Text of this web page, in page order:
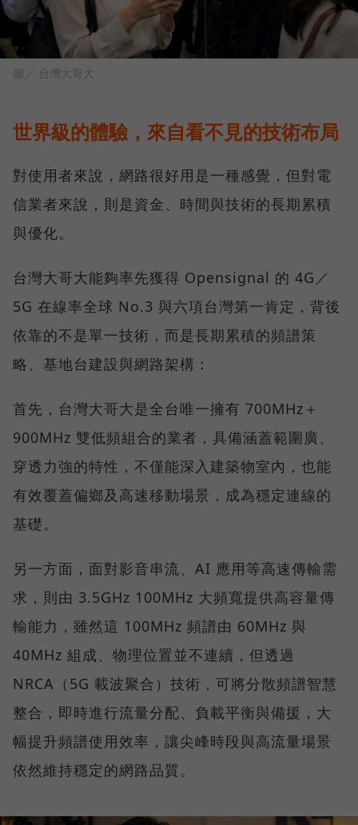
圖／ 台灣大哥大
世界級的體驗，來自看不見的技術布局
對使用者來說，網路很好用是一種感覺，但對電
信業者來說，則是資金、時間與技術的長期累積
與優化。
台灣大哥大能夠率先獲得 Opensignal 的 4G／
5G 在線率全球 No.3 與六項台灣第一肯定，背後
依靠的不是單一技術，而是長期累積的頻譜策
略、基地台建設與網路架構：
首先，台灣大哥大是全台唯一擁有 700MHz＋
900MHz 雙低頻組合的業者，具備涵蓋範圍廣、
穿透力強的特性，不僅能深入建築物室內，也能
有效覆蓋偏鄉及高速移動場景，成為穩定連線的
基礎。
另一方面，面對影音串流、AI 應用等高速傳輸需
求，則由 3.5GHz 100MHz 大頻寬提供高容量傳
輸能力，雖然這 100MHz 頻譜由 60MHz 與
40MHz 組成、物理位置並不連續，但透過
NRCA（5G 載波聚合）技術，可將分散頻譜智慧
整合，即時進行流量分配、負載平衡與備援，大
幅提升頻譜使用效率，讓尖峰時段與高流量場景
依然維持穩定的網路品質。